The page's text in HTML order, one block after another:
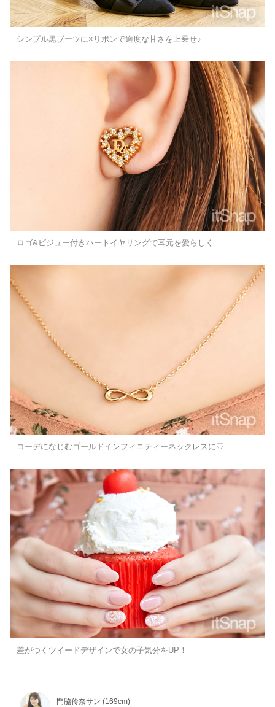
シンプル黒ブーツに×リボンで適度な甘さを上乗せ♪
ロゴ&ビジュー付きハートイヤリングで耳元を愛らしく
コーデになじむゴールドインフィニティーネックレスに♡
差がつくツイードデザインで女の子気分をUP！
門脇伶奈サン (169cm)